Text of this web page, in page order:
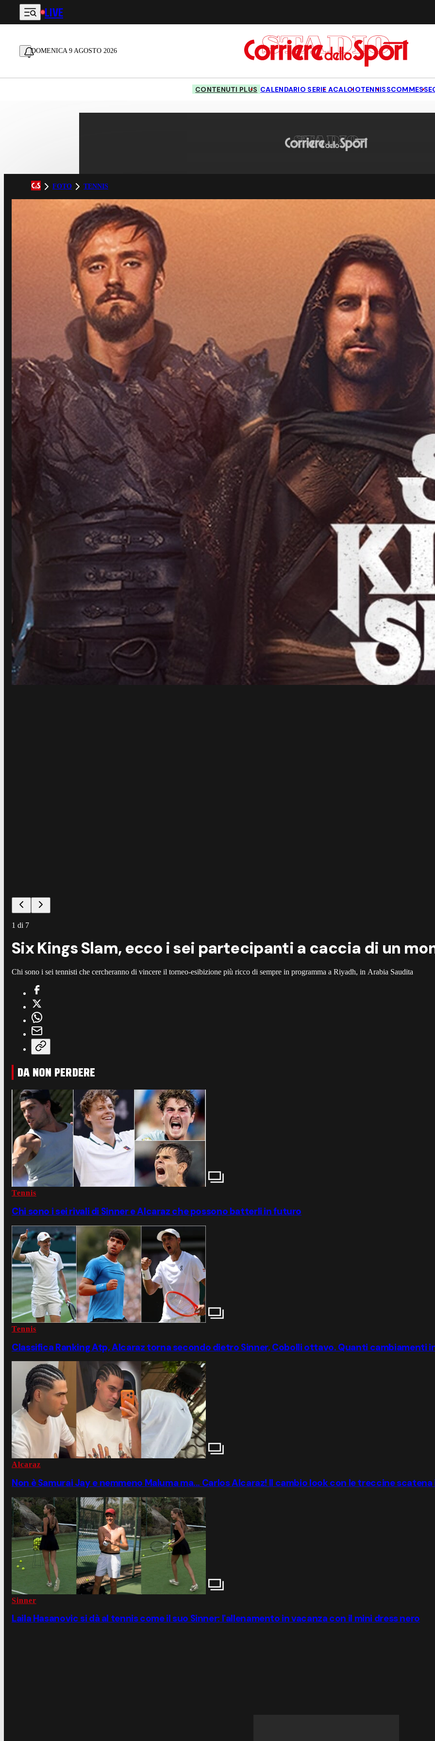
Vai al contenuto principale
LIVE
DOMENICA 9 AGOSTO 2026
CONTENUTI PLUS CALENDARIO SERIE ACALCIOTENNISSCOMMESSE
FOTO TENNIS
1 di 7
Six Kings Slam, ecco i sei partecipanti a caccia di un
Chi sono i sei tennisti che cercheranno di vincere il torneo-esibizione più ricco di sempre in programma a Riyadh, in Arabia Saudita
DA NON PERDERE
Tennis
Chi sono i sei rivali di Sinner e Alcaraz che possono batterli in futuro
Tennis
Classifica Ranking Atp, Alcaraz torna secondo dietro Sinner, Cobolli ottavo. Quanti cambiamenti
Alcaraz
Non è Samurai Jay e nemmeno Maluma ma... Carlos Alcaraz! Il cambio look con le treccine scatena
Sinner
Laila Hasanovic si dà al tennis come il suo Sinner: l'allenamento in vacanza con il mini dress nero